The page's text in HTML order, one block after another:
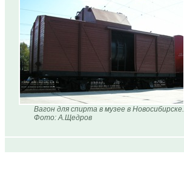
Вагон для спирта в музее в Новосибирске.
Фото: А.Щедров